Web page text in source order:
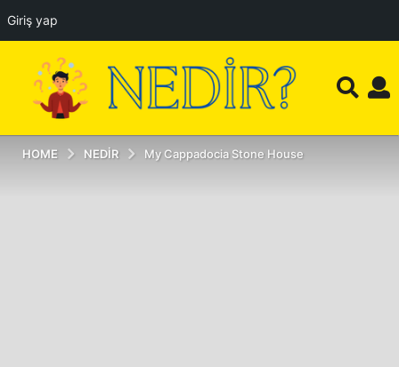
Giriş yap
HOME NEDIR My Cappadocia Stone House